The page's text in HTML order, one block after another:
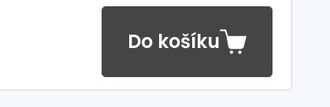
Do košíku